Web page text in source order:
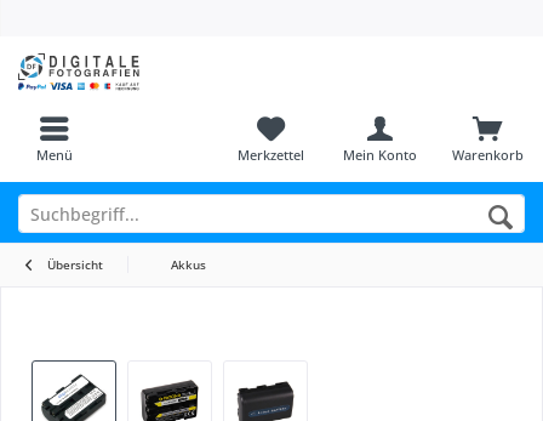
Menü Warenkorb
Merkzettel Mein Konto
Übersicht Akkus